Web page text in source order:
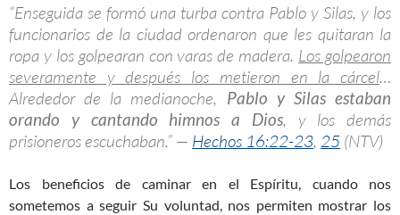
“Enseguida se formó una turba contra Pablo y Silas, y los
funcionarios de la ciudad ordenaron que les quitaran la
ropa y los golpearan con varas de madera. Los golpearon
severamente y después los metieron en la cárcel…
Alrededor de la medianoche, Pablo y Silas estaban
orando y cantando himnos a Dios, y los demás
prisioneros escuchaban.” — Hechos 16:22-23, 25 (NTV)
Los beneficios de caminar en el Espíritu, cuando nos
sometemos a seguir Su voluntad, nos permiten mostrar los